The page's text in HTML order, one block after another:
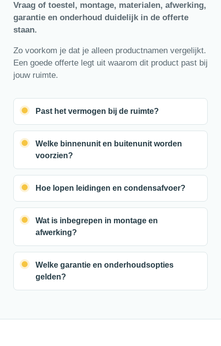
Vraag of toestel, montage, materialen, afwerking,
garantie en onderhoud duidelijk in de offerte
staan.
Zo voorkom je dat je alleen productnamen vergelijkt.
Een goede offerte legt uit waarom dit product past bij
jouw ruimte.
Past het vermogen bij de ruimte?
Welke binnenunit en buitenunit worden
voorzien?
Hoe lopen leidingen en condensafvoer?
Wat is inbegrepen in montage en
afwerking?
Welke garantie en onderhoudsopties
gelden?